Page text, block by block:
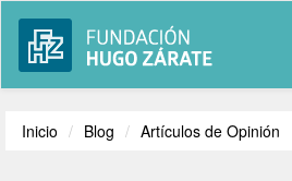
Inicio Blog Artículos de Opinión